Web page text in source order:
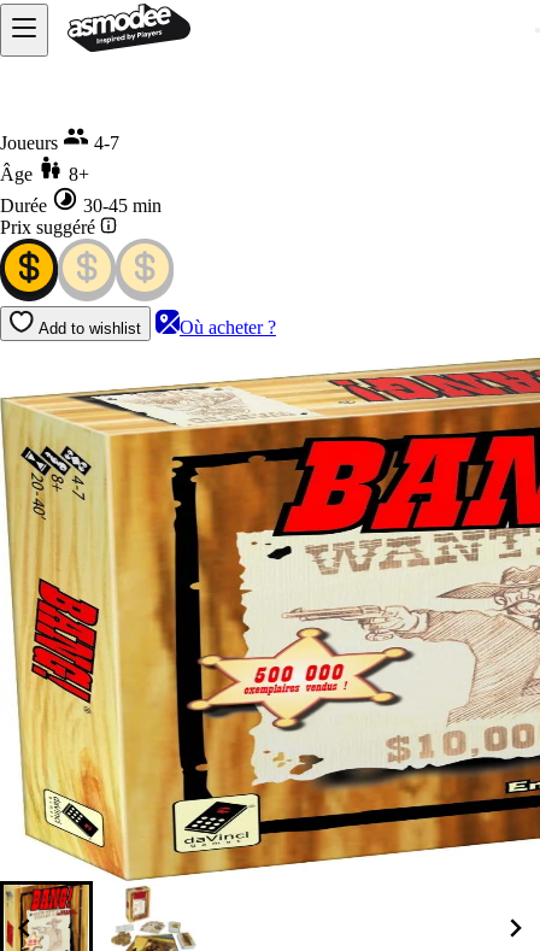
Joueurs
4-7
Âge
8+
Durée
30-45 min
Prix suggéré
Add to wishlist Où acheter ?